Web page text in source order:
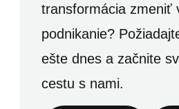
transformácia zmeniť
podnikanie?
ešte dnes a začnite
cestu s nami.